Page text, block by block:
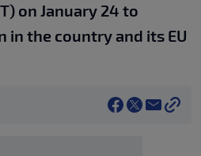
on January 24 to
in the country and its EU